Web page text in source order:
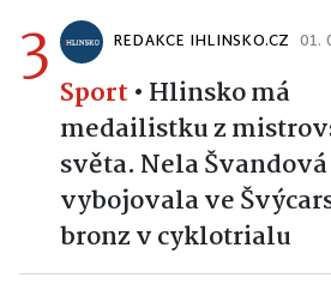
3 REDAKCE IHLINSKO.CZ 01.
Sport • Hlinsko má
medailistku z
světa. Nela Švandová
vybojovala ve
bronz v cyklotrialu